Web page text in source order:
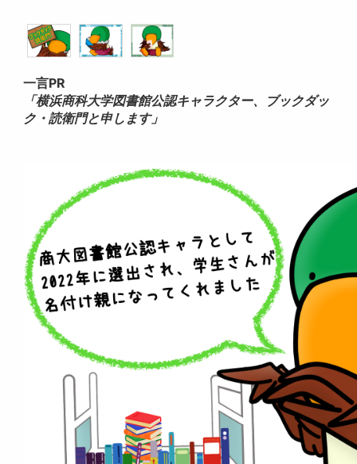
一言PR
「横浜商科大学図書館公認キャラクター、ブックダッ
ク・読衛門と申します」